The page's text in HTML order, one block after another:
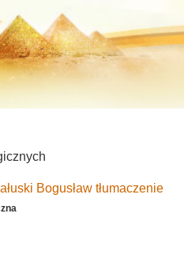
Bogusław tłumaczenie